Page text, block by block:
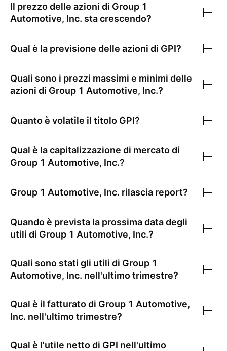
Il prezzo delle azioni di Group 1
Automotive, Inc. sta crescendo?
Qual è la previsione delle azioni di GPI?
Quali sono i prezzi massimi e minimi delle
azioni di Group 1 Automotive, Inc.?
Quanto è volatile il titolo GPI?
Qual è la capitalizzazione di mercato di
Group 1 Automotive, Inc.?
Group 1 Automotive, Inc. rilascia report?
Quando è prevista la prossima data degli
utili di Group 1 Automotive, Inc.?
Quali sono stati gli utili di Group 1
Automotive, Inc. nell'ultimo trimestre?
Qual è il fatturato di Group 1 Automotive,
Inc. nell'ultimo trimestre?
Qual è l'utile netto di GPI nell'ultimo